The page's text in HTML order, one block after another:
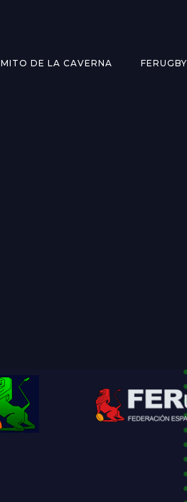
MITO DE LA CAVERNA FERUGBY